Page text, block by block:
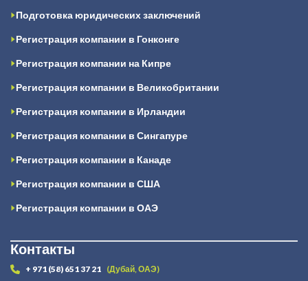
Подготовка юридических заключений
Регистрация компании в Гонконге
Регистрация компании на Кипре
Регистрация компании в Великобритании
Регистрация компании в Ирландии
Регистрация компании в Сингапуре
Регистрация компании в Канаде
Регистрация компании в США
Регистрация компании в ОАЭ
Контакты
+ 971 (58) 651 37 21 (Дубай, ОАЭ)